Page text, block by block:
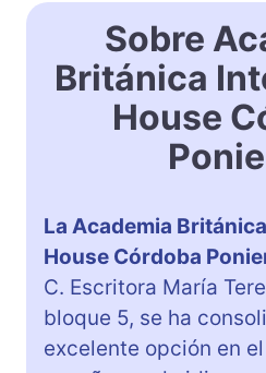
Sobre
Británica
House
La Academia
House Córdoba
C. Escritora María
bloque 5, se ha
excelente opción en